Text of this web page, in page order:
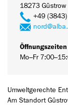
18273 Güstrow
+49
Öffnungszeiten
Mo–Fr
Umweltgerechte
Am Standort